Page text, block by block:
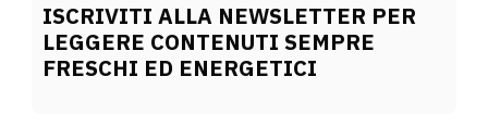
ISCRIVITI ALLA NEWSLETTER PER
LEGGERE CONTENUTI SEMPRE
FRESCHI ED ENERGETICI